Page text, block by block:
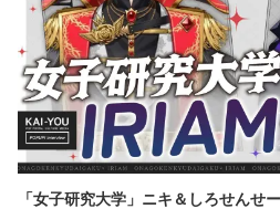
「女子研究大学」ニキ＆しろせん